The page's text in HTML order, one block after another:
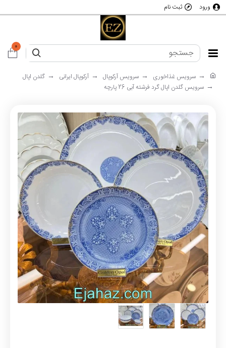
ورود ثبت نام
0
سرویس غذاخوری سرویس آرکوپال آرکوپال ایرانی
گلدن اپال
سرویس گلدن اپال گرد فرشته آبی 26 پارچه